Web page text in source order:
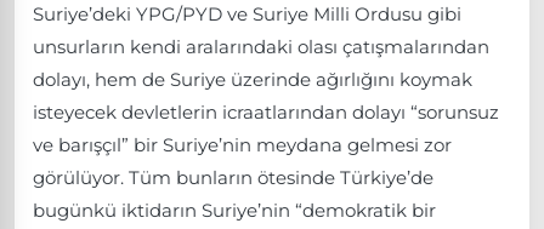
Suriye’deki YPG/PYD ve Suriye Milli Ordusu gibi
unsurların kendi aralarındaki olası çatışmalarından
dolayı, hem de Suriye üzerinde ağırlığını koymak
isteyecek devletlerin icraatlarından dolayı “sorunsuz
ve barışçıl” bir Suriye’nin meydana gelmesi zor
görülüyor. Tüm bunların ötesinde Türkiye’de
bugünkü iktidarın Suriye’nin “demokratik bir